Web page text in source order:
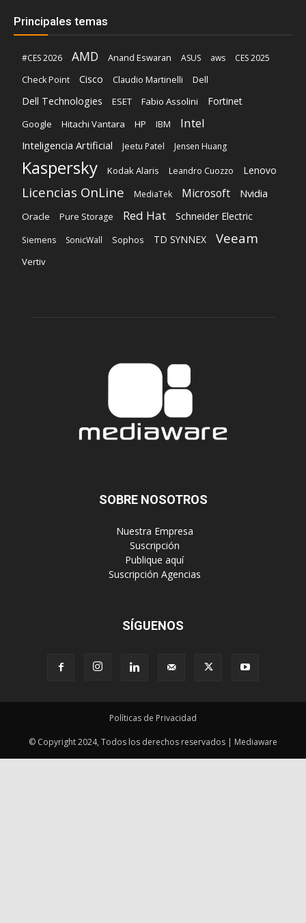
Principales temas
#CES 2026 AMD Anand Eswaran ASUS aws
CES 2025
Check Point
Cisco Claudio Martinelli Dell
Dell Technologies ESET Fabio Assolini Fortinet
Google Hitachi Vantara HP IBM Intel
Inteligencia Artificial Jeetu Patel Jensen Huang
Kaspersky Kodak Alaris Leandro Cuozzo Lenovo
Licencias OnLine MediaTek Microsoft Nvidia
Oracle Pure Storage Red Hat Schneider Electric
Siemens SonicWall Sophos TD SYNNEX Veeam
Vertiv
SOBRE NOSOTROS
‎ Nuestra Empresa
‎ Suscripción
‎ Publique aquí
‎ Suscripción Agencias
SÍGUENOS
Políticas de Privacidad
© Copyright 2024, Todos los derechos reservados | Mediaware